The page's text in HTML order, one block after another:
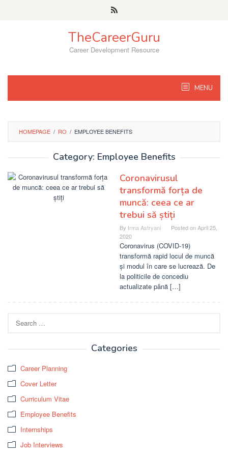
TheCareerGuru
Career Development Resource
MENU
HOMEPAGE / RO / EMPLOYEE BENEFITS
Category: Employee Benefits
Coronavirusul
transformă forța de
muncă: ceea ce ar
trebui să știți
By Irma Astryani Posted onApril 25,
2020
Coronavirus (COVID-19)
transformă rapid locul de muncă
și modul în care se lucrează. De
la politicile de concediu
actualizate până […]
for:
Categories
Career Planning
Cover Letter
Curriculum Vitae
Employee Benefits
Internships
Job Interviews